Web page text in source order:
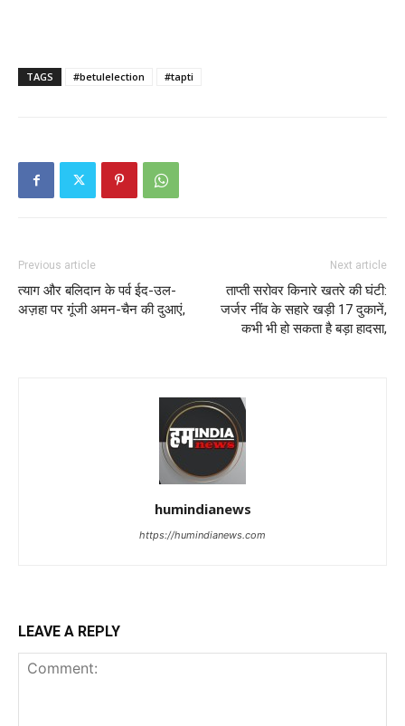
TAGS #betulelection #tapti
Previous article
त्याग और बलिदान के पर्व ईद-उल-
अज़हा पर गूंजी अमन-चैन की दुआएं,
Next article
ताप्ती सरोवर किनारे खतरे की घंटी:
जर्जर नींव के सहारे खड़ी 17 दुकानें,
कभी भी हो सकता है बड़ा हादसा,
humindianews
https://humindianews.com
LEAVE A REPLY